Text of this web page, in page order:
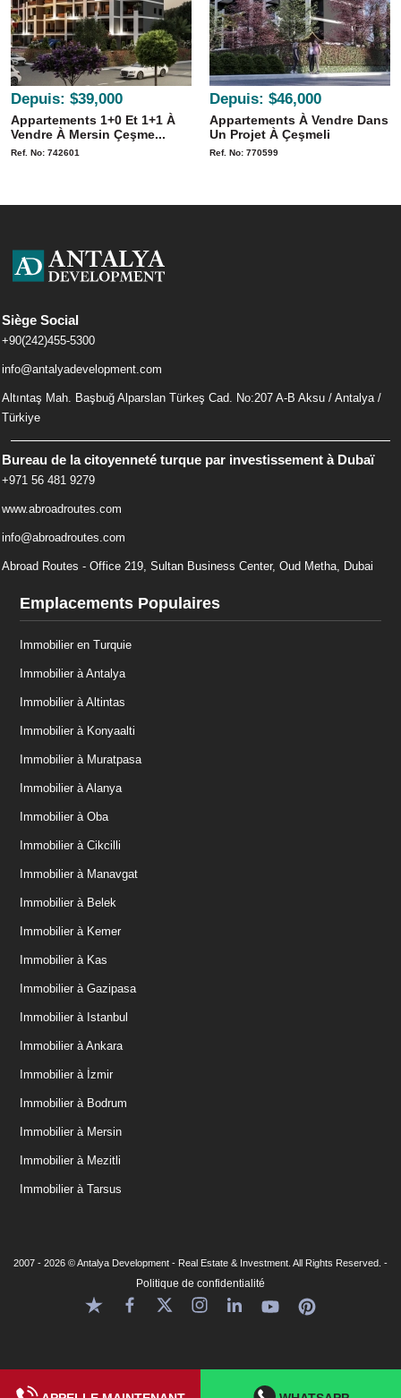
Depuis: $39,000
Appartements 1+0 Et 1+1 À
Vendre À Mersin Çeşme...
Ref. No: 742601
Depuis: $46,000
Appartements À Vendre Dans
Un Projet À Çeşmeli
Ref. No: 770599
Siège Social
+90(242)455-5300
info@antalyadevelopment.com
Altıntaş Mah. Başbuğ Alparslan Türkeş Cad. No:207 A-B Aksu / Antalya /
Türkiye
Bureau de la citoyenneté turque par investissement à Dubaï
+971 56 481 9279
www.abroadroutes.com
info@abroadroutes.com
Abroad Routes - Office 219, Sultan Business Center, Oud Metha, Dubai
Emplacements Populaires
Immobilier en Turquie
Immobilier à Antalya
Immobilier à Altintas
Immobilier à Konyaalti
Immobilier à Muratpasa
Immobilier à Alanya
Immobilier à Oba
Immobilier à Cikcilli
Immobilier à Manavgat
Immobilier à Belek
Immobilier à Kemer
Immobilier à Kas
Immobilier à Gazipasa
Immobilier à Istanbul
Immobilier à Ankara
Immobilier à İzmir
Immobilier à Bodrum
Immobilier à Mersin
Immobilier à Mezitli
Immobilier à Tarsus
2007 - 2026 © Antalya Development - Real Estate & Investment. All Rights Reserved. -
Politique de confidentialité